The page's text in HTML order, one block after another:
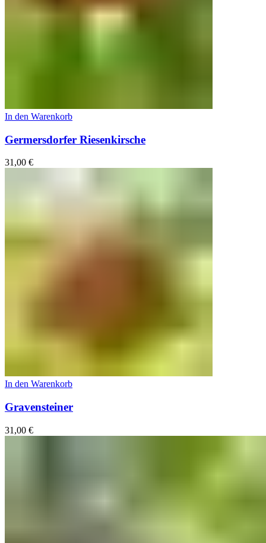
In den Warenkorb
Germersdorfer Riesenkirsche
31,00 €
In den Warenkorb
Gravensteiner
31,00 €